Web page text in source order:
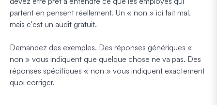
partent en pensent réellement. Un « non » ici fait mal,
mais c'est un audit gratuit.
Demandez des exemples. Des réponses génériques «
non » vous indiquent que quelque chose ne va pas. Des
réponses spécifiques « non » vous indiquent exactement
quoi corriger.